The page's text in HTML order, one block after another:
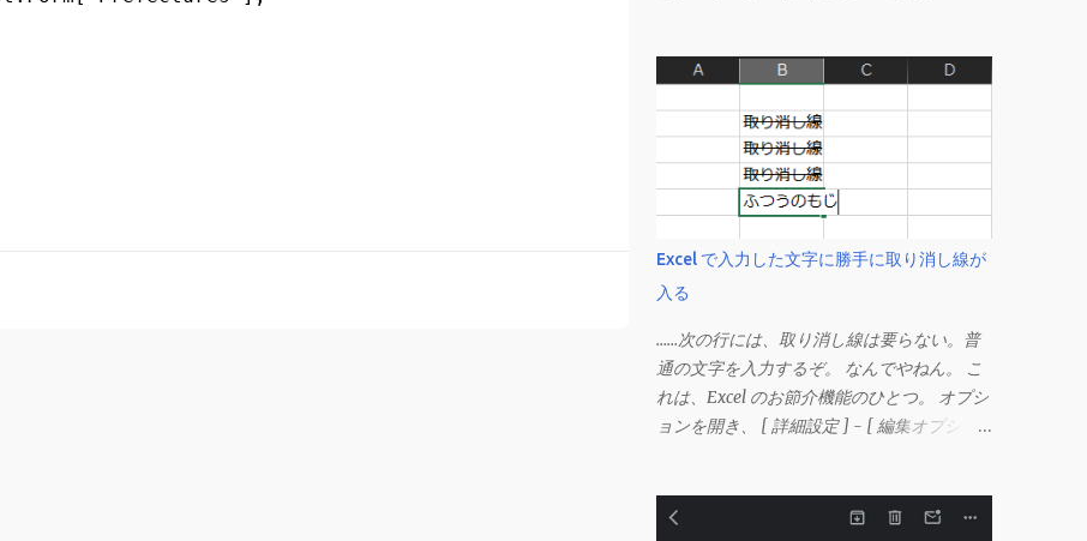
Excel で入力した文字に勝手に取り消し線が
入る
……次の行には、取り消し線は要らない。普
通の文字を入力するぞ。 なんでやねん。 こ
れは、Excel のお節介機能のひとつ。 オプシ
ョンを開き、 [ 詳細設定 ] - [ 編集オプショ
能は、同じ形式（この場合は取り消し線）が